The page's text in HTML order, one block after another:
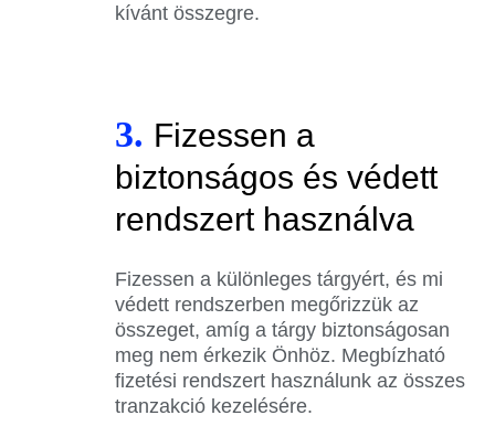
kívánt összegre.
3. Fizessen a
biztonságos és védett
rendszert használva
Fizessen a különleges tárgyért, és mi
védett rendszerben megőrizzük az
összeget, amíg a tárgy biztonságosan
meg nem érkezik Önhöz. Megbízható
fizetési rendszert használunk az összes
tranzakció kezelésére.